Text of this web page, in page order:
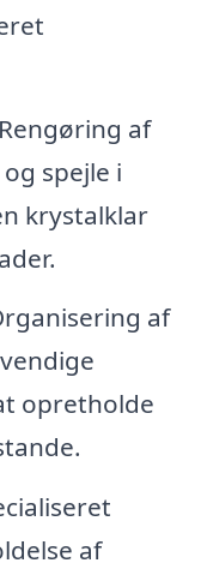
af
spejle i
krystalklar
af
opretholde
af